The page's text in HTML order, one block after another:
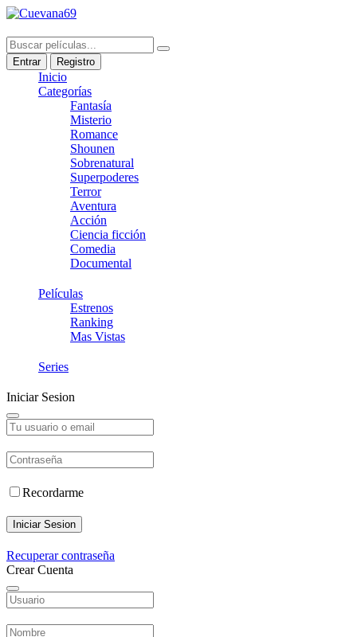
Entrar Registro
Inicio
Categorías
Fantasía
Misterio
Romance
Shounen
Sobrenatural
Superpoderes
Terror
Aventura
Acción
Ciencia ficción
Comedia
Documental
Películas
Estrenos
Ranking
Mas Vistas
Series
Iniciar Sesion
Recordarme
Iniciar Sesion
Recuperar contraseña
Crear Cuenta